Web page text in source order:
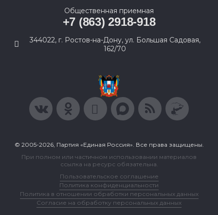
Общественная приемная
+7 (863) 2918-918
344022, г. Ростов-на-Дону, ул. Большая Садовая,
162/70
© 2005-2026, Партия «Единая Россия». Все права защищены.
При полном или частичном использовании материалов
ссылка на ресурс обязательна.
Пользовательское соглашение
Политика конфиденциальности
Политика в отношении обработки персональных данных
Согласие на обработку персональных данных